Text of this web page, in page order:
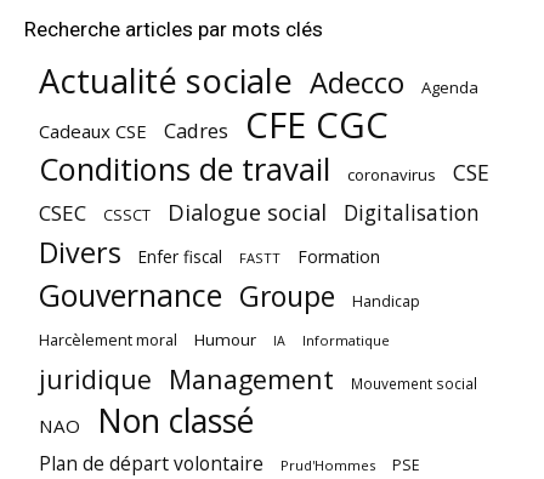
Recherche articles par mots clés
Actualité sociale Adecco Agenda
Cadeaux CSE Cadres CFE CGC
Conditions de travail coronavirus CSE
CSEC CSSCT Dialogue social Digitalisation
Divers Enfer fiscal FASTT Formation
Gouvernance Groupe Handicap
Harcèlement moral Humour IA Informatique
juridique Management Mouvement social
NAO Non classé
Plan de départ volontaire Prud'Hommes PSE